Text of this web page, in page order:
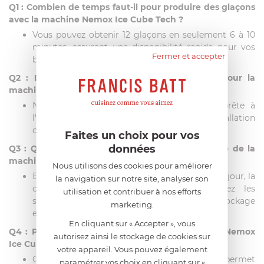
Q1 : Combien de temps faut-il pour produire des glaçons
avec la machine Nemox Ice Cube Tech ?
Vous pouvez obtenir 12 glaçons en seulement 6 à 10
minutes, assurant une disponibilité rapide pour vos
besoins rafraîchissants.
Q2 : Dois-je faire une installation spécifique pour la
machine à glaçons Nemox ?
Non, la Nemox Ice Cube Tech est livrée prête à
l'emploi, éliminant le besoin d'une installation
complexe.
Q3 : Quelle est la capacité de stockage de glace de la
machine Nemox ?
Bien que la machine produise jusqu'à 15 kg par jour, la
capacité de stockage peut varier. Vérifiez les
spécifications pour connaître la capacité de stockage
exacte.
Q4 : Puis-je choisir la taille des glaçons avec la Nemox
Ice Cube Tech ?
Oui, le panneau de commande simplifié vous permet
Fermer et accepter
Faites un choix pour vos
données
Nous utilisons des cookies pour améliorer
la navigation sur notre site, analyser son
utilisation et contribuer à nos efforts
marketing.
En cliquant sur « Accepter », vous
autorisez ainsi le stockage de cookies sur
votre appareil. Vous pouvez également
paramétrer vos choix en cliquant sur «